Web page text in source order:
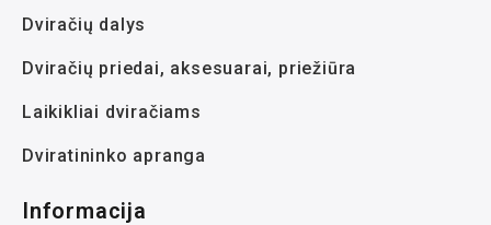
Dviračių dalys
Dviračių priedai, aksesuarai, priežiūra
Laikikliai dviračiams
Dviratininko apranga
Informacija